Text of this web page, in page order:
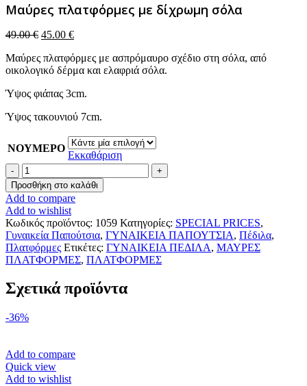
Μαύρες πλατφόρμες με δίχρωμη σόλα
49.00€ Original
was:
49.00 €.
45.00 €Η
τιμή
είναι:
Μαύρες πλατφόρμες με ασπρόμαυρο σχέδιο στη σόλα, από
οικολογικό δέρμα και ελαφριά σόλα.
Ύψος φιάπας 3cm.
Ύψος τακουνιού 7cm.
ΝΟΥΜΕΡΟ
Εκκαθάριση
Μαύρες
πλατφόρμες
με
δίχρωμη
σόλα
ποσότητα
Προσθήκη στο καλάθι
Add to compare
Add to wishlist
Κωδικός προϊόντος: 1059 Κατηγορίες: SPECIAL PRICES,
Γυναικεία Παπούτσια, ΓΥΝΑΙΚΕΙΑ ΠΑΠΟΥΤΣΙΑ, Πέδιλα,
Πλατφόρμες Ετικέτες: ΓΥΝΑΙΚΕΙΑ ΠΕΔΙΛΑ, ΜΑΥΡΕΣ
ΠΛΑΤΦΟΡΜΕΣ, ΠΛΑΤΦΟΡΜΕΣ
Σχετικά προϊόντα
-36%
Add to compare
Quick view
Add to wishlist